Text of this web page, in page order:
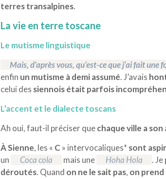
terres transalpines.
La vie en terre toscane
Le mutisme linguistique
Mais, d’après vous, qu’est-ce que j’ai fait une
enfin un mutisme à demi assumé. J’avais
celui des siennoisétait parfois
L’accent et le dialecte toscans
Ah oui, faut-il préciser quechaque ville a
ÀSienne, les « C » intervocaliques* sont
un
Coca cola mais une Hoha Hola .
déroutés. Quand on ne le sait pas, on prend